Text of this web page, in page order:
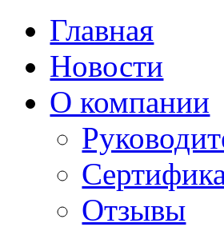
Главная
Новости
О компании
Отзывы